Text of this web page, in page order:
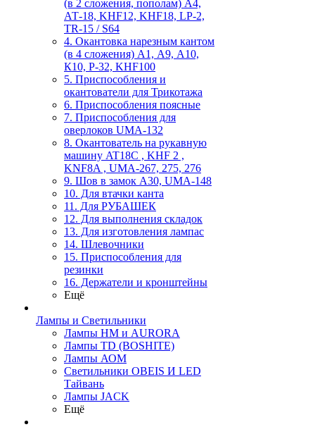
(в 2 сложения, пополам) А4,
АТ-18, KHF12, KHF18, LP-2,
TR-15 / S64
4. Окантовка нарезным кантом
(в 4 сложения) А1, А9, А10,
К10, Р-32, KHF100
5. Приспособления и
окантователи для Трикотажа
6. Приспособления поясные
7. Приспособления для
оверлоков UMA-132
8. Окантователь на рукавную
машину AT18C , KHF 2 ,
KNF8A , UMA-267, 275, 276
9. Шов в замок А30, UMA-148
10. Для втачки канта
11. Для РУБАШЕК
12. Для выполнения складок
13. Для изготовления лампас
14. Шлевочники
15. Приспособления для
резинки
16. Держатели и кронштейны
Ещё
Лампы и Светильники
Лампы HM и AURORA
Лампы TD (BOSHITE)
Лампы АОМ
Светильники OBEIS И LED
Тайвань
Лампы JACK
Ещё